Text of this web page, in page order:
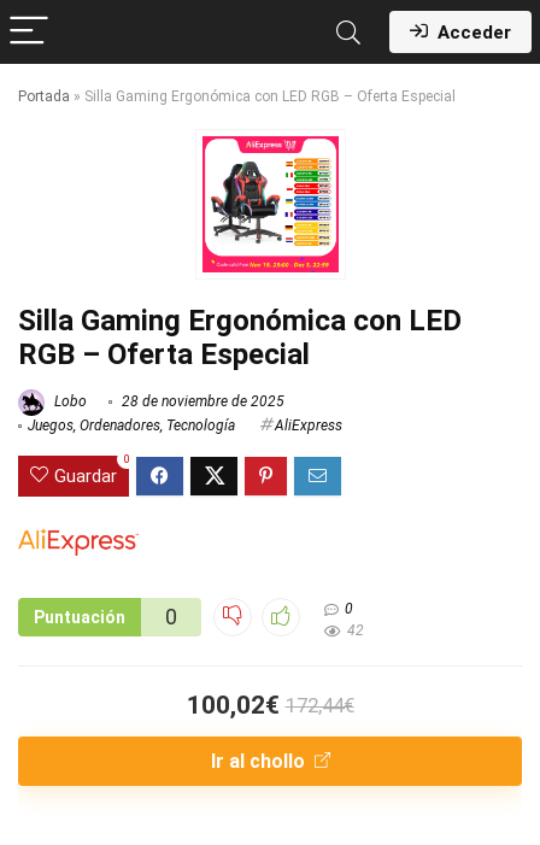
Acceder
Portada » Silla Gaming Ergonómica con LED RGB – Oferta Especial
Silla Gaming Ergonómica con LED
RGB – Oferta Especial
Lobo
28 de noviembre de 2025
Juegos, Ordenadores, Tecnología AliExpress
Guardar
0
Puntuación 0
0
42
100,02€ 172,44€
Ir al chollo